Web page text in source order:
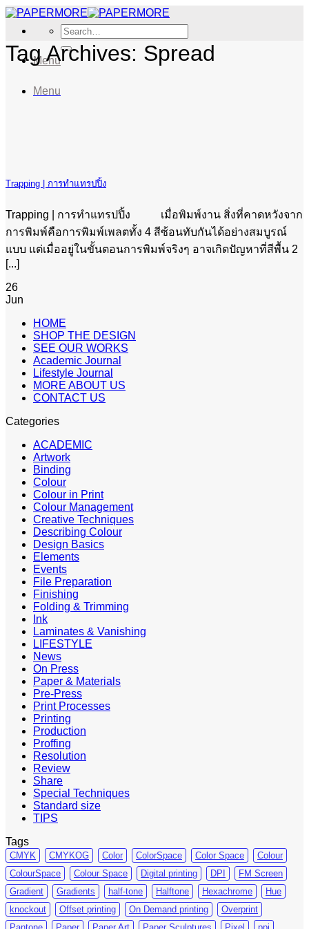
Skip
content
Search
for:
Menu
Menu
Tag Archives: Spread
Trapping | การทำแทรปปิ้ง
Trapping | การทำแทรปปิ้ง เมื่อพิมพ์งาน สิ่งที่คาดหวังจาก
การพิมพ์คือการพิมพ์เพลตทั้ง 4 สีซ้อนทับกันได้อย่างสมบูรณ์
แบบ แต่เมื่ออยู่ในขั้นตอนการพิมพ์จริงๆ อาจเกิดปัญหาที่สีพื้น 2
[...]
26
Jun
HOME
SHOP THE DESIGN
SEE OUR WORKS
Academic Journal
Lifestyle Journal
MORE ABOUT US
CONTACT US
Categories
ACADEMIC
Artwork
Binding
Colour
Colour in Print
Colour Management
Creative Techniques
Describing Colour
Design Basics
Elements
Events
File Preparation
Finishing
Folding & Trimming
Ink
Laminates & Vanishing
LIFESTYLE
News
On Press
Paper & Materials
Pre-Press
Print Processes
Printing
Production
Proffing
Resolution
Review
Share
Special Techniques
Standard size
TIPS
Tags
CMYK CMYKOG Color ColorSpace Color Space
Colour
ColourSpace
Colour Space Digital printing DPI
FM Screen
Gradient
Gradients half-tone Halftone Hexachrome
Hue
knockout
Offset printing On Demand printing
Overprint